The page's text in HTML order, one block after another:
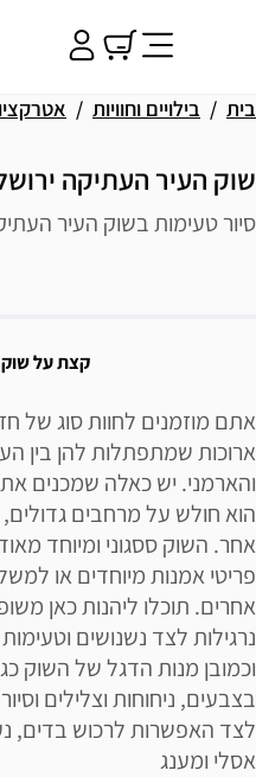
בית בילויים וחוויות
שוק העיר העתיקה
סיור טעימות בשוק העיר
קצת על שוק
אתם מוזמנים לחוות סוג של
ארוכות שמתפתלות להן בין
והארמני. יש כאלה שמכנים
הוא חולש על מרחבים
אחר. השוק ססגוני ומיוחד
פריטי אמנות מיוחדים או
אחרים. תוכלו ליהנות כאן
נרגילות לצד נשנושים
וכמובן מנות הדגל של השוק
בצבעים, ניחוחות וצלילים
לצד האפשרות לרכוש בדים,
אסלי ומענג